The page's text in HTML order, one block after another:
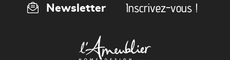
Newsletter Inscrivez-vous !